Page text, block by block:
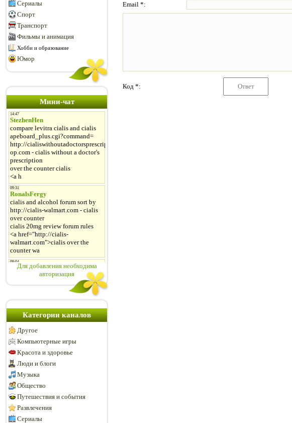
Сериалы
Спорт
Транспорт
Фильмы и анимация
Хобби и образование
Юмор
Мини-чат
Для добавления необходима
авторизация
Категории каналов
Другое
Компьютерные игры
Красота и здоровье
Люди и блоги
Музыка
Общество
Путешествия и события
Развлечения
Сериалы
Email *:
Код *: